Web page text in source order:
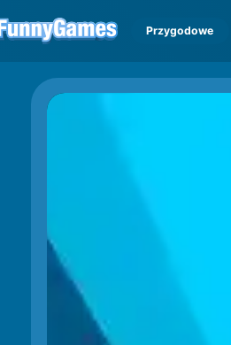
Przygodowe